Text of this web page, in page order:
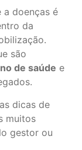
a doenças é
da
são
de saúde e
dicas de
muitos
gestor ou